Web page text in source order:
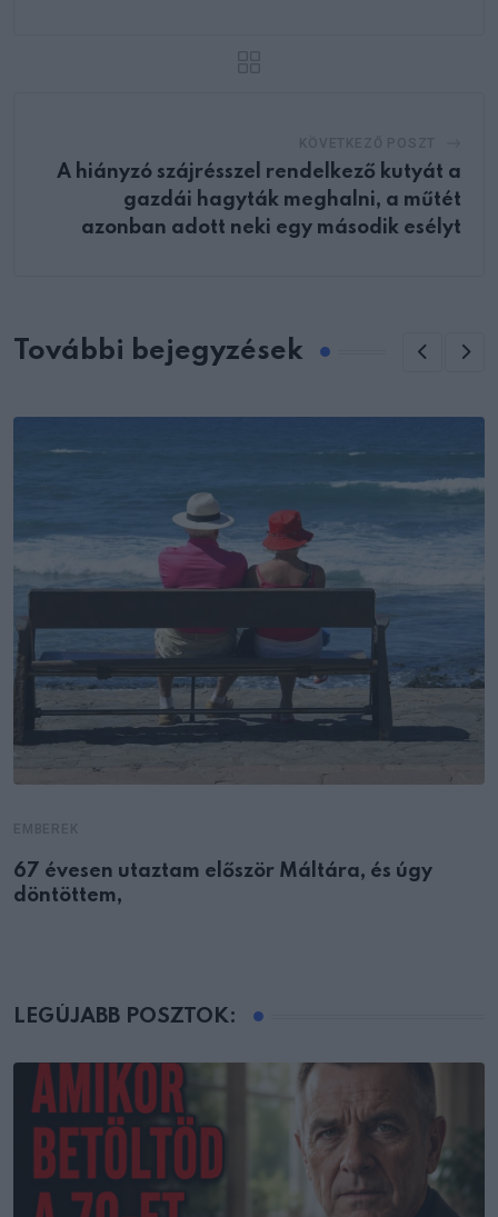
A hiányzó szájrésszel rendelkező kutyát a
gazdái hagyták meghalni, a műtét
azonban adott neki egy második esélyt
További bejegyzések
67 évesen utaztam először Máltára, és úgy
döntöttem,
LEGÚJABB POSZTOK: